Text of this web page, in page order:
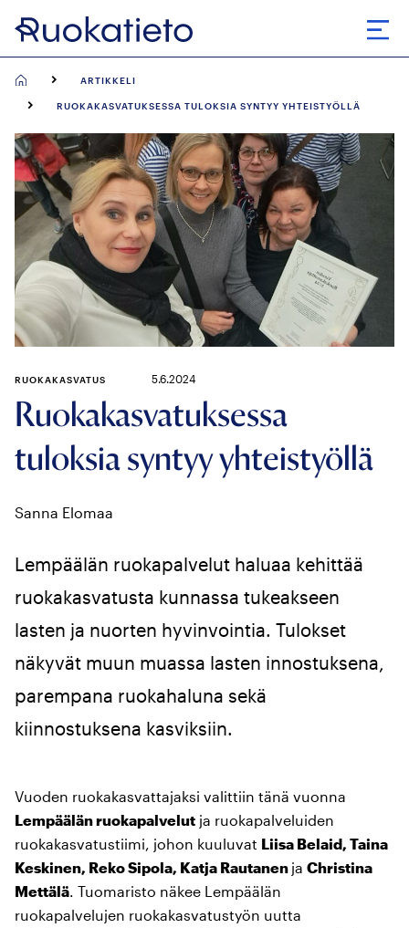
Siirry
suoraan
ARTIKKELI
RUOKAKASVATUKSESSA TULOKSIA SYNTYY YHTEISTYÖLLÄ
Ruokakasvatuksessa
tuloksia syntyy yhteistyöllä
Sanna Elomaa
RUOKAKASVATUS 5.6.2024
Lempäälän ruokapalvelut haluaa kehittää
ruokakasvatusta kunnassa tukeakseen
lasten ja nuorten hyvinvointia. Tulokset
näkyvät muun muassa lasten innostuksena,
parempana ruokahaluna sekä
kiinnostuksena kasviksiin.
Vuoden ruokakasvattajaksi valittiin tänä vuonna
Lempäälän ruokapalvelut ja ruokapalveluiden
ruokakasvatustiimi, johon kuuluvat Liisa Belaid, Taina
Keskinen, Reko Sipola, Katja Rautanen ja Christina
Mettälä . Tuomaristo näkee Lempäälän
ruokapalvelujen ruokakasvatustyön uutta